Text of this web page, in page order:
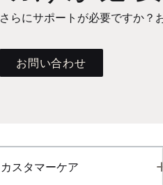
さらにサポートが必要ですか？
お問い合わせ
カスタマーケア